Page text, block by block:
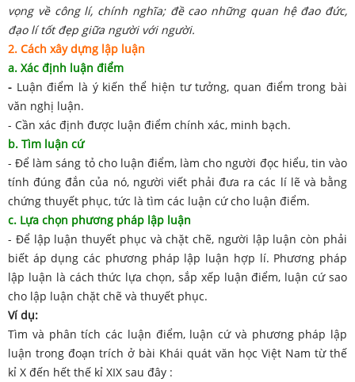
vọng về công lí, chính nghĩa; đề cao những quan hệ đao đức,
đạo lí tốt đẹp giữa người với người.
2. Cách xây dựng lập luận
a. Xác định luận điểm
- Luận điểm là ý kiến thể hiện tư tưởng, quan điểm trong bài
văn nghị luận.
- Cần xác định được luận điểm chính xác, minh bạch.
b. Tìm luận cứ
- Để làm sáng tỏ cho luận điểm, làm cho người đọc hiểu, tin vào
tính đúng đắn của nó, người viết phải đưa ra các lí lẽ và bằng
chứng thuyết phục, tức là tìm các luận cứ cho luận điểm.
c. Lựa chọn phương pháp lập luận
- Để lập luận thuyết phục và chặt chẽ, người lập luận còn phải
biết áp dụng các phương pháp lập luận hợp lí. Phương pháp
lập luận là cách thức lựa chọn, sắp xếp luận điểm, luận cứ sao
cho lập luận chặt chẽ và thuyết phục.
Ví dụ:
Tìm và phân tích các luận điểm, luận cứ và phương pháp lập
luận trong đoạn trích ở bài Khái quát văn học Việt Nam từ thế
kỉ X đến hết thế kỉ XIX sau đây :